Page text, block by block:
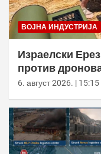
ВОЈНА ИНДУСТРИЈА
Израелски
против
6. август 2026. | 15:15